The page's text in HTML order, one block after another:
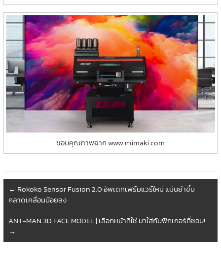
ขอบคุณภาพจาก www.mimaki.com
← Rokoko Sensor Fusion 2.0 อัพเดทเฟิร์มแวร์ใหม่ แม่นยำขึ้น
คลาดเคลื่อนน้อยลง
ANT-MAN 3D FACE MODEL | เลือกหน้าที่ใช่ มาใส่กับฟิกเกอร์ที่ชอบ!
→